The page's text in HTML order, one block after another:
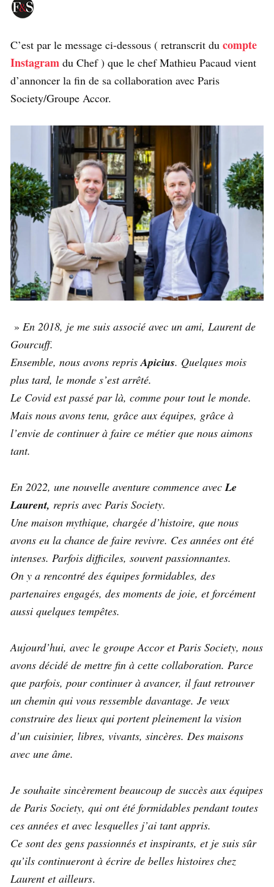
C’est par le message ci-dessous ( retranscrit du compte
Instagram du Chef ) que le chef Mathieu Pacaud vient
d’annoncer la fin de sa collaboration avec Paris
Society/Groupe Accor.
» En 2018, je me suis associé avec un ami, Laurent de
Gourcuff.
Ensemble, nous avons reprisApicius. Quelques mois
plus tard, le monde s’est arrêté.
Le Covid est passé par là, comme pour tout le monde.
Mais nous avons tenu, grâce aux équipes, grâce à
l’envie de continuer à faire ce métier que nous aimons
tant.
En 2022, une nouvelle aventure commence avecLe
Laurent, repris avec Paris Society.
Une maison mythique, chargée d’histoire, que nous
avons eu la chance de faire revivre. Ces années ont été
intenses. Parfois difficiles, souvent passionnantes.
On y a rencontré des équipes formidables, des
partenaires engagés, des moments de joie, et forcément
aussi quelques tempêtes.
Aujourd’hui, avec le groupe Accor et Paris Society, nous
avons décidé de mettre fin à cette collaboration. Parce
que parfois, pour continuer à avancer, il faut retrouver
un chemin qui vous ressemble davantage. Je veux
construire des lieux qui portent pleinement la vision
d’un cuisinier, libres, vivants, sincères. Des maisons
avec une âme.
Je souhaite sincèrement beaucoup de succès aux équipes
de Paris Society, qui ont été formidables pendant toutes
ces années et avec lesquelles j’ai tant appris.
Ce sont des gens passionnés et inspirants, et je suis sûr
qu’ils continueront à écrire de belles histoires chez
Laurent et ailleurs.